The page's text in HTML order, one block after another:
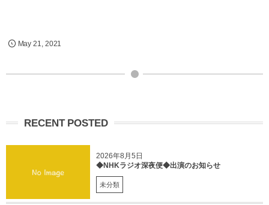
May 21, 2021
RECENT POSTED
2026年8月5日
◆NHKラジオ深夜便◆出演のお知らせ
未分類